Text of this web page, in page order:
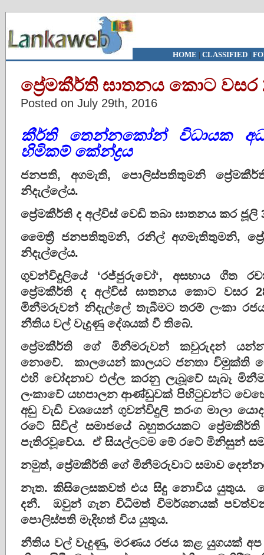
HOME | CLASSIFIED|
ප්‍රේමකීර්ති ඝාතනය කොට වසර
Posted on July 29th, 2016
කීර්ති තෙන්නකෝන් විධායක
හිමිකම් කේන්ද්‍රය
ජනපති, අගමැති, පොලිස්පතිතුමනි
නිදැල්ලේය.
ප්‍රේමකීර්ති ද අල්විස් වෙඩි තබා ඝාතනය කර ජූලි
මෛත්‍රී ජනපතිතුමනි, රනිල් අගමැතිතුමනි,
නිදැල්ලේය.
ගුවන්විදුලියේ ‘රජ්ජුරුවෝ‘, අසහාය ගීත
ප්‍රේමකීර්ති ද අල්විස් ඝාතනය කොට වසර
මිනීමරුවන් නිදැල්ලේ තැබීමට තරම් ලංකා
නීතිය වල් වැදුණු දේශයක් වී තිබේ.
ප්‍රේමකීර්ති ගේ මිනීමරුවන් කවුරුදන්
නොවේ. කාලයෙන් කාලයට ජනතා විමුක්ති
එහි චෝදනාව එල්ල කරනු ලැබූවේ සැබෑ
ලංකාවේ යහපාලන ආණ්ඩුවක් පිහිටුවන්ට
අඩු වැඩි වශයෙන් ගුවන්විදුලි තරංග මාලා
රටේ සිවිල් සමාජයේ බහුතරයකට
පැතිරවූවේය. ඒ සියල්ලටම මේ රටේ මිනිසුන්
නමුත්, ප්‍රේමකීර්ති ගේ මිනීමරුවාට සමාව
නැත. කිසිලෙසකවත් එය සිදු නොවිය යුතුය.
දනී. ඔවුන් ගැන විධිමත් විමර්ශනයක්
පොලිස්පති මැදිහත් විය යුතුය.
නීතිය වල් වැදුණු, මරණය රජය කළ යුගයක්